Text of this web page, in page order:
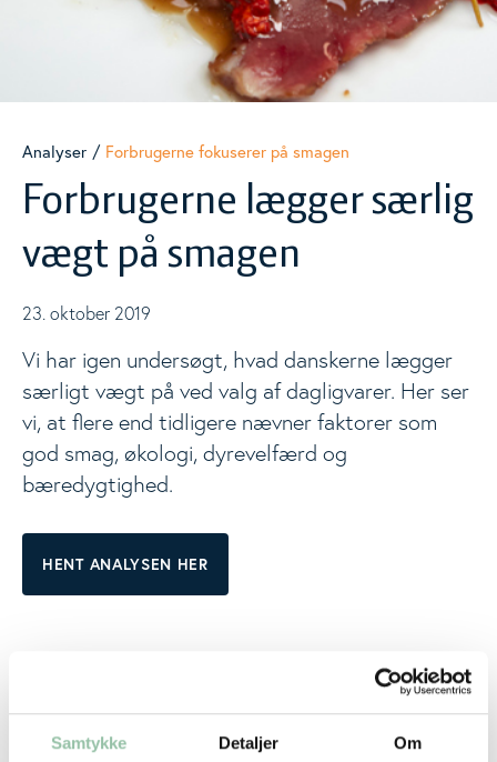
Samtykke Detaljer Om
Events
Analyser Forbrugerne fokuserer på smagen
Forbrugerne lægger særlig
vægt på smagen
23. oktober 2019
Vi har igen undersøgt, hvad danskerne lægger
særligt vægt på ved valg af dagligvarer. Her ser
vi, at flere end tidligere nævner faktorer som
god smag, økologi, dyrevelfærd og
bæredygtighed.
HENT ANALYSEN HER
Hvad er de vigtigste parametre for valg af fødevarer?
Hvordan har danskernes forbrug ændret sig?